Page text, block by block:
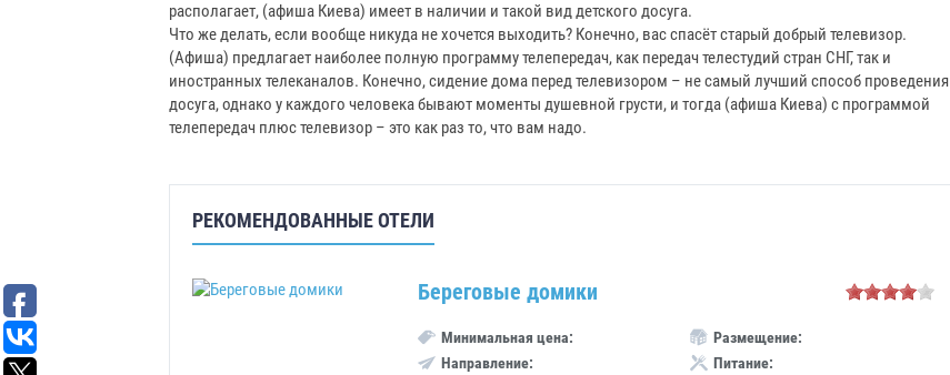
располагает, (афиша Киева) имеет в наличии и такой вид детского досуга.
Что же делать, если вообще никуда не хочется выходить? Конечно, вас спасёт старый добрый телевизор.
(Афиша) предлагает наиболее полную программу телепередач, как передач телестудий стран СНГ, так и
иностранных телеканалов. Конечно, сидение дома перед телевизором – не самый лучший способ проведения
досуга, однако у каждого человека бывают моменты душевной грусти, и тогда (афиша Киева) с программой
телепередач плюс телевизор – это как раз то, что вам надо.
РЕКОМЕНДОВАННЫЕ ОТЕЛИ
Береговые домики
Минимальная цена:
Направление:
Размещение:
Питание: